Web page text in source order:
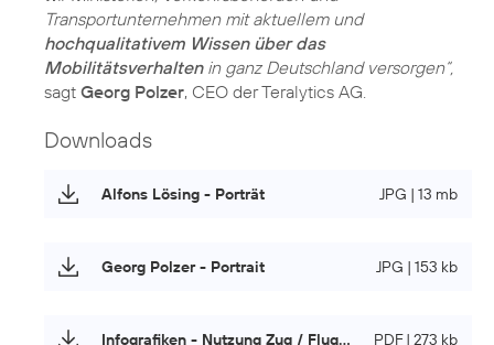
Transportunternehmen mit aktuellem und
hochqualitativem Wissen über das
Mobilitätsverhaltenin ganz Deutschland versorgen“,
sagt Georg Polzer, CEO der Teralytics AG.
Downloads
Alfons Lösing - Porträt JPG | 13 mb
Georg Polzer - Portrait JPG | 153 kb
Infografiken - Nutzung Zug / Flugzeug / Auto PDF | 273 kb